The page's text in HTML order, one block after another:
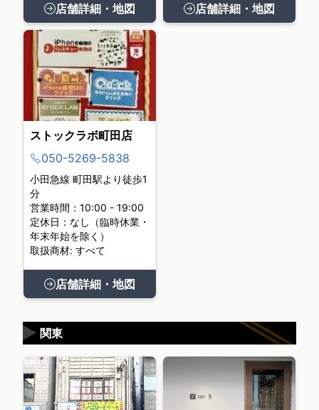
店舗詳細・地図 店舗詳細・地図
ストックラボ町田店
050-5269-5838
小田急線 町田駅より徒歩1
分
営業時間：10:00 - 19:00
定休日：なし（臨時休業・
年末年始を除く）
取扱商材: すべて
店舗詳細・地図
関東
▶